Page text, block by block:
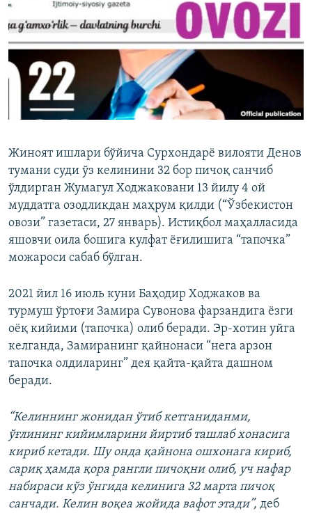
Жиноят ишлари бўйича Сурхондарё вилояти Денов
тумани суди ўз келинини 32 бор пичоқ санчиб
ўлдирган Жумагул Ходжаковани 13 йилу 4 ой
муддатга озодликдан маҳрум қилди (“Ўзбекистон
овози” газетаси, 27 январь). Истиқбол маҳалласида
яшовчи оила бошига кулфат ёғилишига “тапочка”
можароси сабаб бўлган.
2021 йил 16 июль куни Баҳодир Ходжаков ва
турмуш ўртоғи Замира Сувонова фарзандига ёзги
оёқ кийими (тапочка) олиб беради. Эр-хотин уйга
келганда, Замиранинг қайнонаси “нега арзон
тапочка олдиларинг” дея қайта-қайта дашном
беради.
“Келиннинг жонидан ўтиб кетганиданми,
ўғлининг кийимларини йиртиб ташлаб хонасига
кириб кетади. Шу онда қайнона ошхонага кириб,
сариқ ҳамда қора рангли пичоқни олиб, уч нафар
набираси кўз ўнгида келинига 32 марта пичоқ
санчади. Келин воқеа жойида вафот этади”, деб